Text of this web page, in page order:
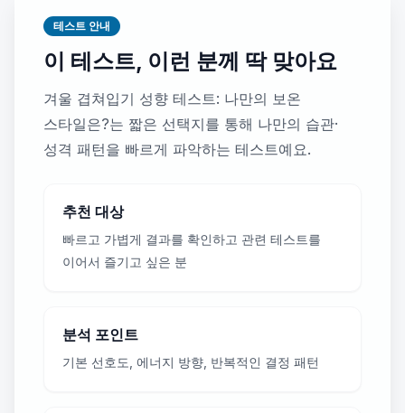
테스트 안내
이 테스트, 이런 분께 딱 맞아요
겨울 겹쳐입기 성향 테스트: 나만의 보온
스타일은?는 짧은 선택지를 통해 나만의 습관·
성격 패턴을 빠르게 파악하는 테스트예요.
추천 대상
빠르고 가볍게 결과를 확인하고 관련 테스트를
이어서 즐기고 싶은 분
분석 포인트
기본 선호도, 에너지 방향, 반복적인 결정 패턴